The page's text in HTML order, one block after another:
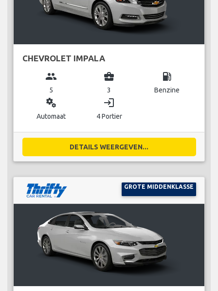
CHEVROLET IMPALA
group
5
business_center
3
local_gas_station
Benzine
miscellaneous_services
Automaat
login
4 Portier
DETAILS WEERGEVEN...
GROTE MIDDENKLASSE